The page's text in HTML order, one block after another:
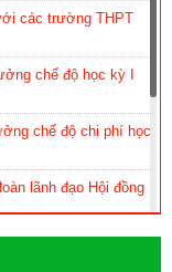
các trường THPT
chế độ học kỳ I
chế độ chi phí học
lãnh đạo Hội đồng
và chuyển đổi số